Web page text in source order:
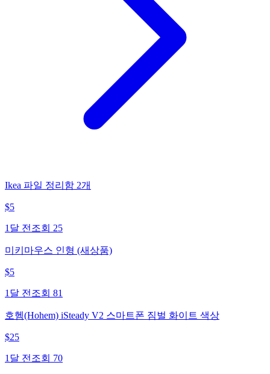
Ikea 파일 정리함 2개
$5
1달 전 조회 25
미키마우스 인형 (새상품)
$5
1달 전 조회 81
호헴(Hohem) iSteady V2 스마트폰 짐벌 화이트 색상
$25
1달 전 조회 70